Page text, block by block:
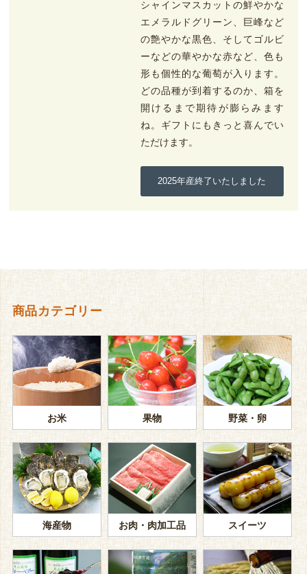
シャインマスカットの鮮やかな
エメラルドグリーン、巨峰など
の艶やかな黒色、そしてゴルビ
ーなどの華やかな赤など、色も
形も個性的な葡萄が入ります。
どの品種が到着するのか、箱を
開けるまで期待が膨らみます
ね。ギフトにもきっと喜んでい
ただけます。
2025年産終了いたしました
商品カテゴリー
お米 果物 野菜・卵
海産物 お肉・肉加工品 スイーツ